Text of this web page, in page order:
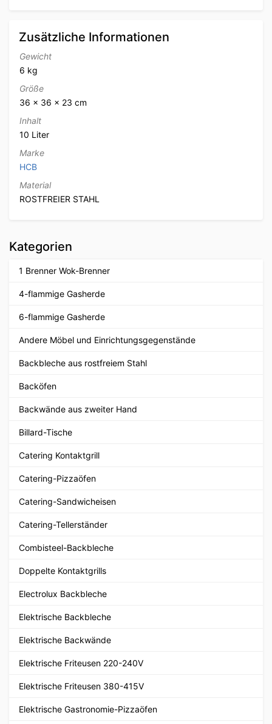
Zusätzliche Informationen
Gewicht
6 kg
Größe
36 × 36 × 23 cm
Inhalt
10 Liter
Marke
HCB
Material
ROSTFREIER STAHL
Kategorien
1 Brenner Wok-Brenner
4-flammige Gasherde
6-flammige Gasherde
Andere Möbel und Einrichtungsgegenstände
Backbleche aus rostfreiem Stahl
Backöfen
Backwände aus zweiter Hand
Billard-Tische
Catering Kontaktgrill
Catering-Pizzaöfen
Catering-Sandwicheisen
Catering-Tellerständer
Combisteel-Backbleche
Doppelte Kontaktgrills
Electrolux Backbleche
Elektrische Backbleche
Elektrische Backwände
Elektrische Friteusen 220-240V
Elektrische Friteusen 380-415V
Elektrische Gastronomie-Pizzaöfen